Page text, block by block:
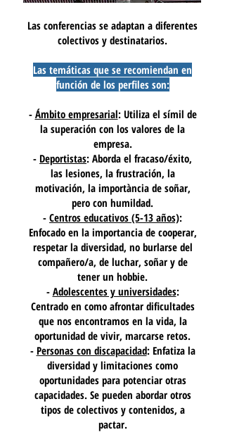
Las conferencias se adaptan a diferentes
colectivos y destinatarios.
Las temáticas que se recomiendan en
función de los perfiles son:
- Ámbito empresarial: Utiliza el símil de
la superación con los valores de la
empresa.
- Deportistas: Aborda el fracaso/éxito,
las lesiones, la frustración, la
motivación, la importància de soñar,
pero con humildad.
- Centros educativos (5-13 años):
Enfocado en la importancia de cooperar,
respetar la diversidad, no burlarse del
compañero/a, de luchar, soñar y de
tener un hobbie.
- Adolescentes y universidades:
Centrado en como afrontar dificultades
que nos encontramos en la vida, la
oportunidad de vivir, marcarse retos.
- Personas con discapacidad: Enfatiza la
diversidad y limitaciones como
oportunidades para potenciar otras
capacidades. Se pueden abordar otros
tipos de colectivos y contenidos, a
pactar.